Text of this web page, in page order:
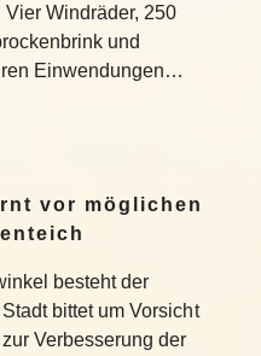
Windräder, 250
und
Einwendungen…
vor möglichen
besteht der
bittet um Vorsicht
Verbesserung der